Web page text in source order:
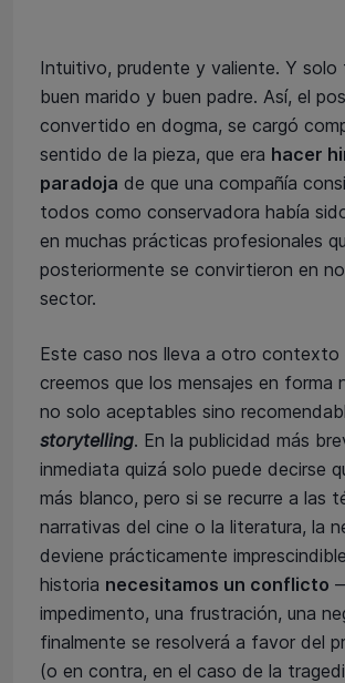
Intuitivo, prudente y valiente. Y solo
buen marido y buen padre. Así, el
convertido en dogma, se cargó
sentido de la pieza, que era hacer
paradoja de que una compañía
todos como conservadora había
en muchas prácticas profesionales
posteriormente se convirtieron en
sector.
Este caso nos lleva a otro contexto
creemos que los mensajes en forma
no solo aceptables sino
storytelling. En la publicidad más
inmediata quizá solo puede decirse
más blanco, pero si se recurre a las
narrativas del cine o la literatura, la
deviene prácticamente
historia necesitamos un conflicto
impedimento, una frustración, una
finalmente se resolverá a favor del
(o en contra, en el caso de la